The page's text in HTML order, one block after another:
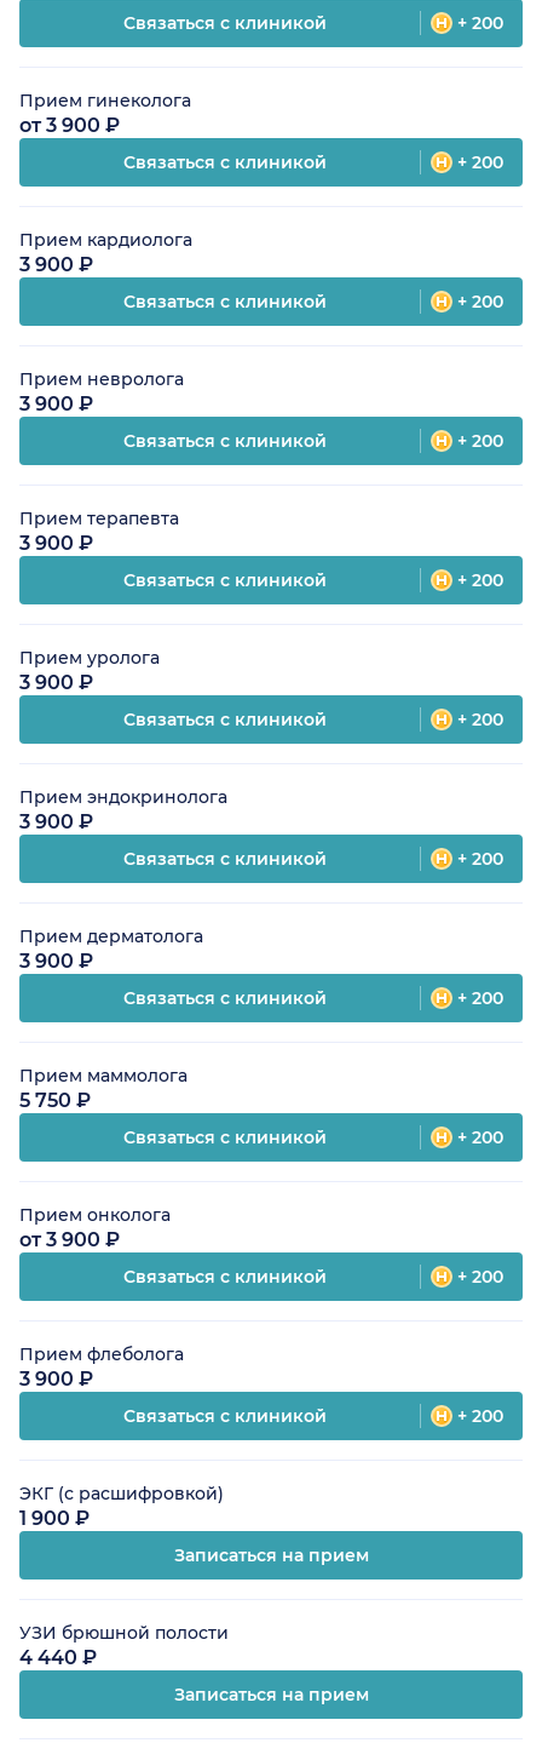
Связаться с клиникой + 200
Прием гинеколога
от 3 900 ₽
Связаться с клиникой + 200
Прием кардиолога
3 900 ₽
Связаться с клиникой + 200
Прием невролога
3 900 ₽
Связаться с клиникой + 200
Прием терапевта
3 900 ₽
Связаться с клиникой + 200
Прием уролога
3 900 ₽
Связаться с клиникой + 200
Прием эндокринолога
3 900 ₽
Связаться с клиникой + 200
Прием дерматолога
3 900 ₽
Связаться с клиникой + 200
Прием маммолога
5 750 ₽
Связаться с клиникой + 200
Прием онколога
от 3 900 ₽
Связаться с клиникой + 200
Прием флеболога
3 900 ₽
Связаться с клиникой + 200
ЭКГ (с расшифровкой)
1 900 ₽
Записаться на прием
УЗИ брюшной полости
4 440 ₽
Записаться на прием